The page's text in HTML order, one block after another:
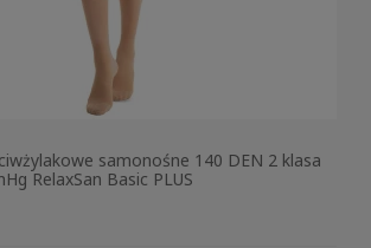
samonośne 140 DEN 2 klasa
RelaxSan Basic PLUS